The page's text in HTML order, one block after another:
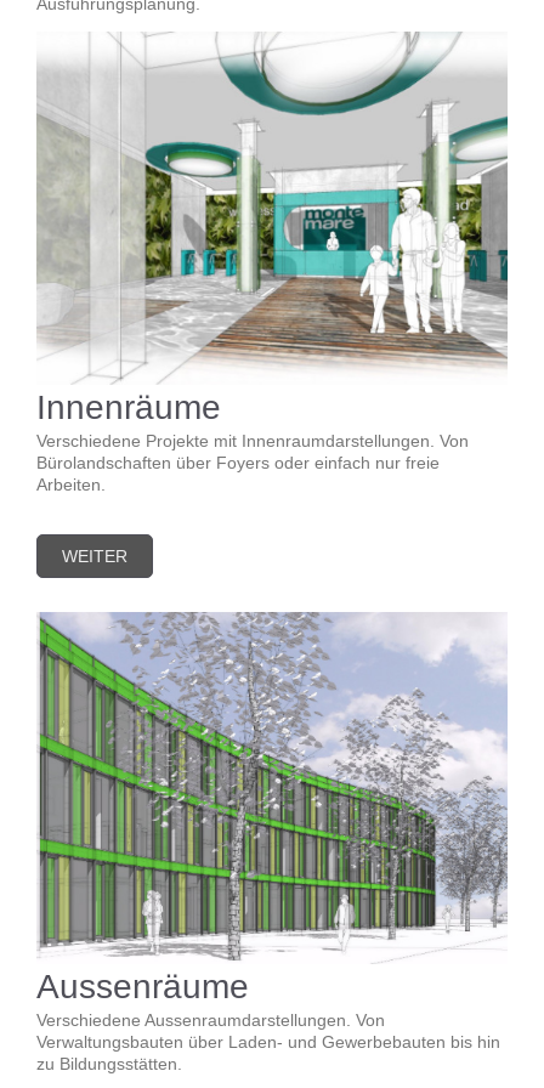
Ausführungsplanung.
Innenräume
Verschiedene Projekte mit Innenraumdarstellungen. Von
Bürolandschaften über Foyers oder einfach nur freie
Arbeiten.
WEITER
Aussenräume
Verschiedene Aussenraumdarstellungen. Von
Verwaltungsbauten über Laden- und Gewerbebauten bis hin
zu Bildungsstätten.